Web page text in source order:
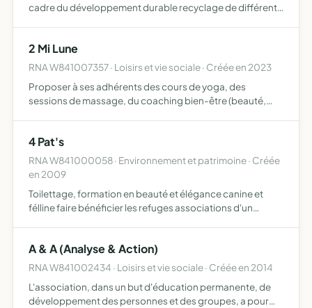
cadre du développement durable recyclage de différents
2 Mi Lune
RNA W841007357 · Loisirs et vie sociale · Créée en 2023
Proposer à ses adhérents des cours de yoga, des
sessions de massage, du coaching bien-être (beauté,
bien-êtr…
4 Pat's
RNA W841000058 · Environnement et patrimoine · Créée
en 2009
Toilettage, formation en beauté et élégance canine et
félline faire bénéficier les refuges associations d'un
A & A (Analyse & Action)
RNA W841002434 · Loisirs et vie sociale · Créée en 2014
L'association, dans un but d'éducation permanente, de
développement des personnes et des groupes, a pour